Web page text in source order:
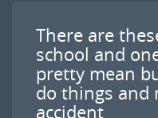
There are
school and
pretty mean
do things and
accident